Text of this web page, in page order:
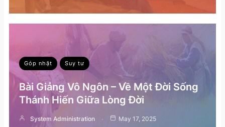
Góp nhặt Suy tư
Bài Giảng Vô Ngôn – Về Một Đời Sống
Thánh Hiến Giữa Lòng Đời
System Administration May 17, 2025